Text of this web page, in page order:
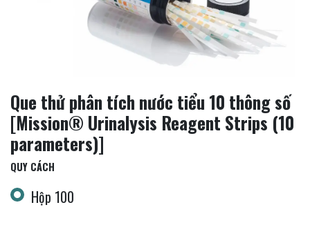
Que thử phân tích nước tiểu 10 thông số
[Mission® Urinalysis Reagent Strips (10
parameters)]
QUY CÁCH
Hộp 100